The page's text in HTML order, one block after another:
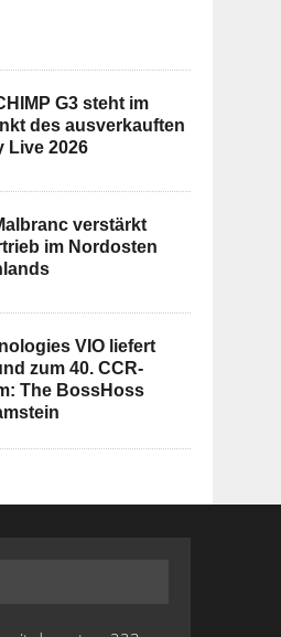
G3 steht im
des ausverkauften
Live 2026
verstärkt
im Nordosten
VIO liefert
zum 40. CCR-
The BossHoss